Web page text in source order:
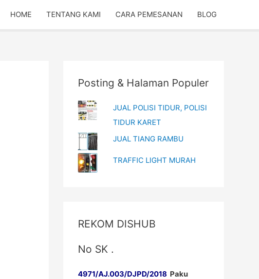
HOME TENTANG KAMI CARA PEMESANAN BLOG
Posting & Halaman Populer
JUAL POLISI TIDUR, POLISI
TIDUR KARET
JUAL TIANG RAMBU
TRAFFIC LIGHT MURAH
REKOM DISHUB
No SK .
4971/AJ.003/DJPD/2018 Paku